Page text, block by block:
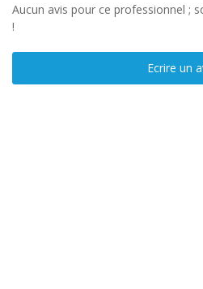
Aucun avis pour ce professionnel ;
!
Ecrire un